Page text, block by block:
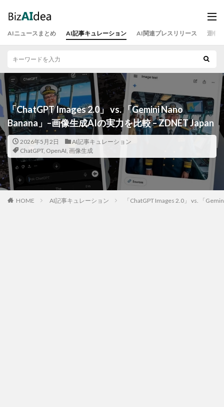
AIニュースまとめ AI記事キュレーション AI関連プレスリリース 運営
「ChatGPT Images 2.0」 vs. 「Gemini Nano
Banana」–画像生成AIの実力を比較 – ZDNET Japan
2026年5月2日
AI記事キュレーション
ChatGPT, OpenAI, 画像生成
HOME AI記事キュレーション 「ChatGPT Images 2.0」 vs. 「